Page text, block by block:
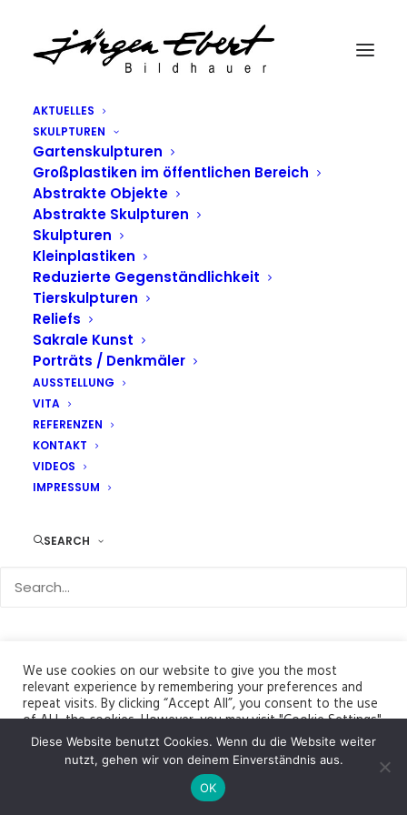
AKTUELLES
SKULPTUREN
Gartenskulpturen
Großplastiken im öffentlichen Bereich
Abstrakte Objekte
Abstrakte Skulpturen
Skulpturen
Kleinplastiken
Reduzierte Gegenständlichkeit
Tierskulpturen
Reliefs
Sakrale Kunst
Porträts / Denkmäler
AUSSTELLUNG
VITA
REFERENZEN
KONTAKT
VIDEOS
IMPRESSUM
SEARCH
Bildhauer Jürgen Ebert – Bronzeskulpturen
Home Bildhauer Jürgen Ebert – Bronzeskulpturen
© 2026 Bildhauer Jürgen Ebert. All rights reserved
We use cookies on our website to give you the most
relevant experience by remembering your preferences and
repeat visits. By clicking “Accept All”, you consent to the use
of ALL the cookies. However, you may visit "Cookie Settings"
to provide a controlled consent.
Accept All
Diese Website benutzt Cookies. Wenn du die Website weiter
nutzt, gehen wir von deinem Einverständnis aus.
OK